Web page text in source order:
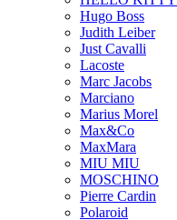
Hugo Boss
Judith Leiber
Just Cavalli
Lacoste
Marc Jacobs
Marciano
Marius Morel
Max&Co
MaxMara
MIU MIU
MOSCHINO
Pierre Cardin
Polaroid